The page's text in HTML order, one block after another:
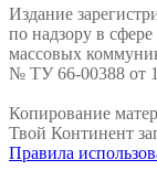
Издание
по надзору в
массовых
№ ТУ 66-00388 от
Копирование
Твой Континент
Правила